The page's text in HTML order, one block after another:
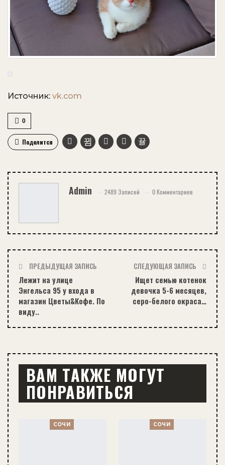
Источник: vk.com
0
Поделится
Admin 2489 Записей 0 Комментариев
ПРЕДЫДУЩАЯ ЗАПИСЬ
Лежит на улице
Энгельса 95 у входа в
магазин Цветы&Кофе. По
виду..
СЛЕДУЮЩАЯ ЗАПИСЬ
Ищет семью котенок
девочка 5-6 месяцев,
серо-белого окраса…
ВАМ ТАКЖЕ МОГУТ
ПОНРАВИТЬСЯ
СОЧИ СОЧИ